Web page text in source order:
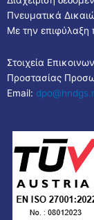
Πνευματικά
Με την επιφύλαξη
Στοιχεία
Προστασίας
Email: